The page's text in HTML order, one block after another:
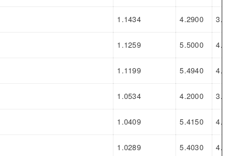
1.1434 4.2900 3.1466
1.1259 5.5000 4.3741
1.1199 5.4940 4.3741
1.0534 4.2000 3.1466
1.0409 5.4150 4.3741
1.0289 5.4030 4.3741